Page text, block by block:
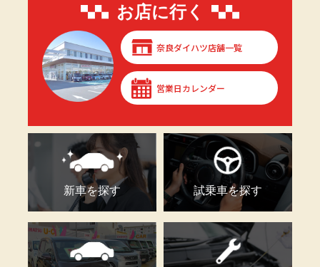
お店に行く
奈良ダイハツ店舗一覧
営業日カレンダー
新車を探す 試乗車を探す